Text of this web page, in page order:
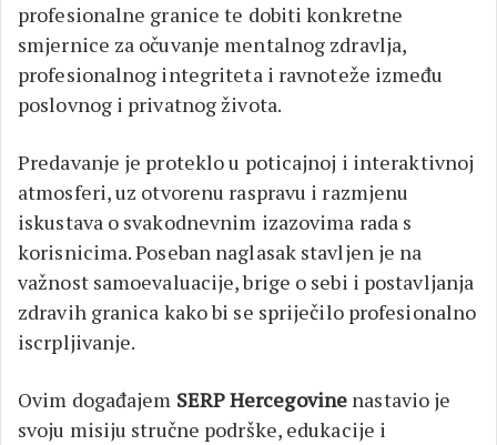
profesionalne granice te dobiti konkretne
smjernice za očuvanje mentalnog zdravlja,
profesionalnog integriteta i ravnoteže između
poslovnog i privatnog života.
Predavanje je proteklo u poticajnoj i interaktivnoj
atmosferi, uz otvorenu raspravu i razmjenu
iskustava o svakodnevnim izazovima rada s
korisnicima. Poseban naglasak stavljen je na
važnost samoevaluacije, brige o sebi i postavljanja
zdravih granica kako bi se spriječilo profesionalno
iscrpljivanje.
Ovim događajem SERP Hercegovine nastavio je
svoju misiju stručne podrške, edukacije i